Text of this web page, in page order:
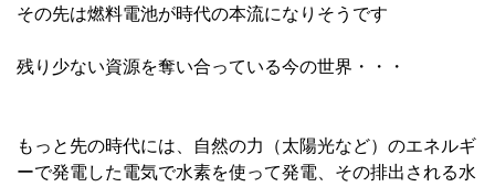
その先は燃料電池が時代の本流になりそうです
残り少ない資源を奪い合っている今の世界・・・
もっと先の時代には、自然の力（太陽光など）のエネルギ
ーで発電した電気で水素を使って発電、その排出される水